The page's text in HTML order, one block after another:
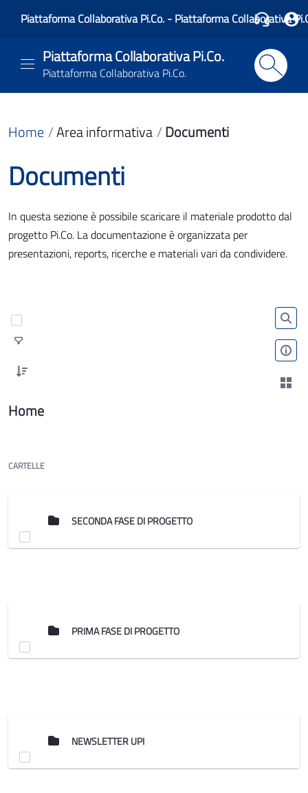
Piattaforma Collaborativa Pi.Co. - Piattaforma Collaborativa
Piattaforma Collaborativa Pi.Co.
Piattaforma Collaborativa Pi.Co.
Home Area informativa Documenti
Documenti
In questa sezione è possibile scaricare il materiale prodotto dal
progetto Pi.Co. La documentazione è organizzata per
presentazioni, reports, ricerche e materiali vari da condividere.
Home
CARTELLE
SECONDA FASE DI PROGETTO
PRIMA FASE DI PROGETTO
NEWSLETTER UPI